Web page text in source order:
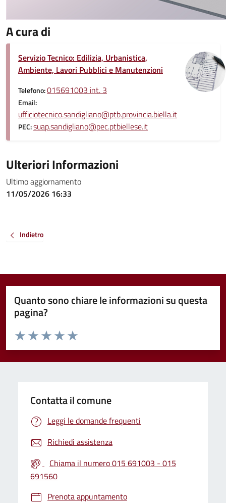
A cura di
Servizio Tecnico: Edilizia, Urbanistica,
Ambiente, Lavori Pubblici e Manutenzioni
Telefono:015691003 int. 3
Email:
ufficiotecnico.sandigliano@ptb.provincia.biella.it
PEC:suap.sandigliano@pec.ptbiellese.it
Ulteriori Informazioni
Ultimo aggiornamento
11/05/2026 16:33
Indietro
Quanto sono chiare le informazioni su questa
pagina?
Valuta da 1 a 5 stelle la pagina
Valuta 5 stelle su 5
Valuta 4 stelle su 5
Valuta 3 stelle su 5
Valuta 2 stelle su 5
Valuta 1 stelle su 5
Contatta il comune
Leggi le domande frequenti
Richiedi assistenza
Chiama il numero 015 691003 - 015
691560
Prenota appuntamento